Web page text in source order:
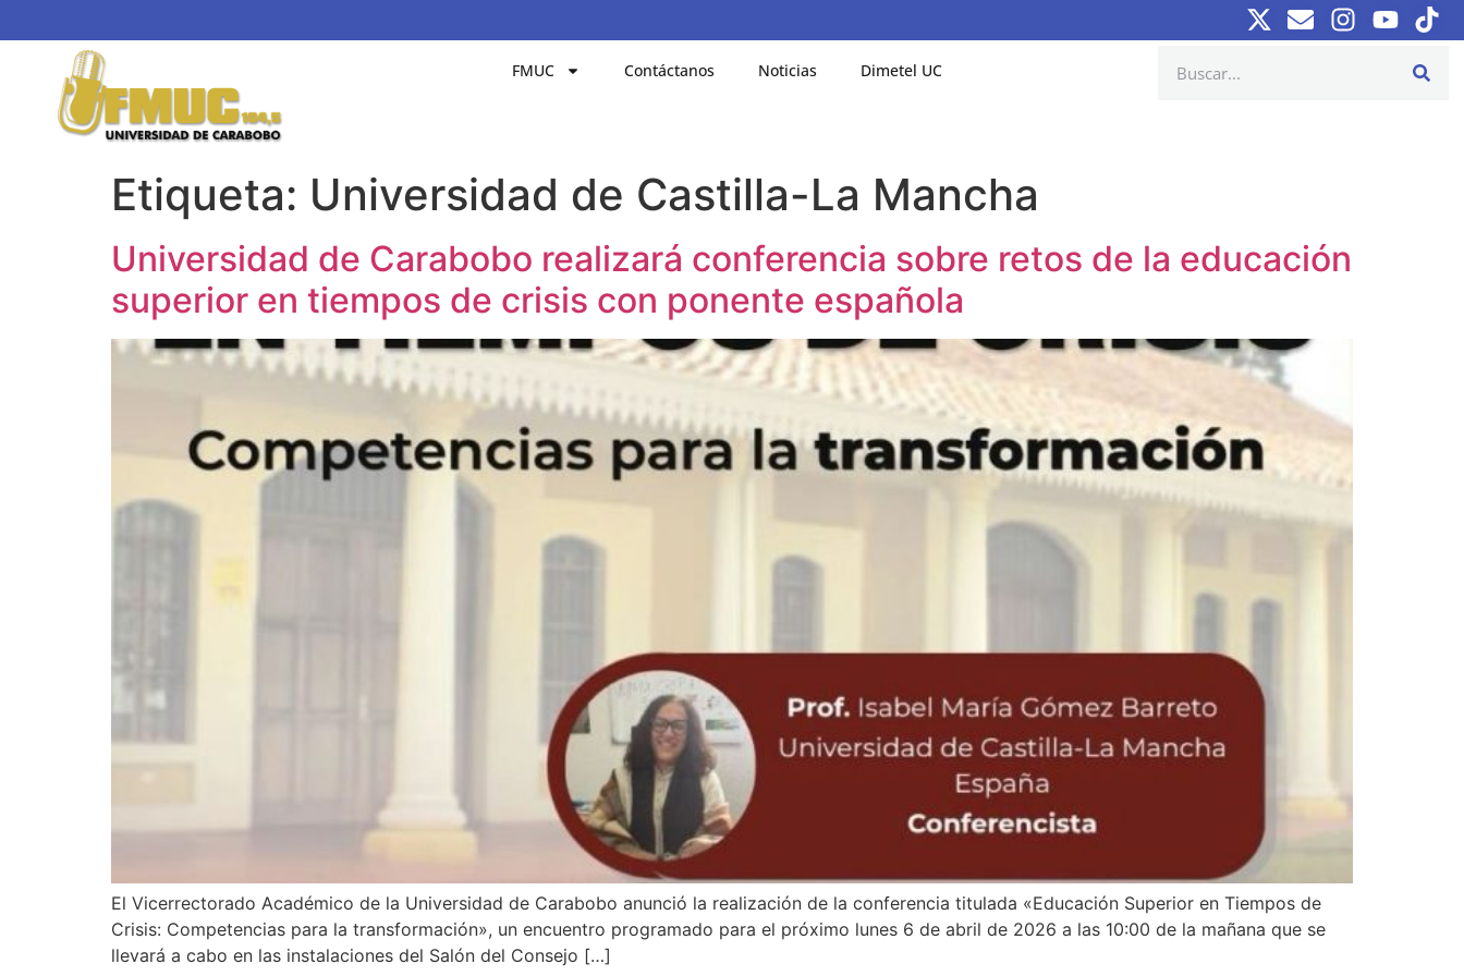
FMUC Contáctanos Noticias Dimetel UC
Etiqueta: Universidad de Castilla-La Mancha
Universidad de Carabobo realizará conferencia sobre retos de la educación
superior en tiempos de crisis con ponente española
El Vicerrectorado Académico de la Universidad de Carabobo anunció la realización de la conferencia titulada «Educación Superior en Tiempos de
Crisis: Competencias para la transformación», un encuentro programado para el próximo lunes 6 de abril de 2026 a las 10:00 de la mañana que se
llevará a cabo en las instalaciones del Salón del Consejo […]